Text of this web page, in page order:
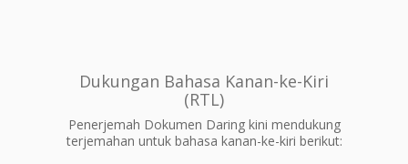
Dukungan Bahasa Kanan-ke-Kiri
(RTL)
Penerjemah Dokumen Daring kini mendukung
terjemahan untuk bahasa kanan-ke-kiri berikut: